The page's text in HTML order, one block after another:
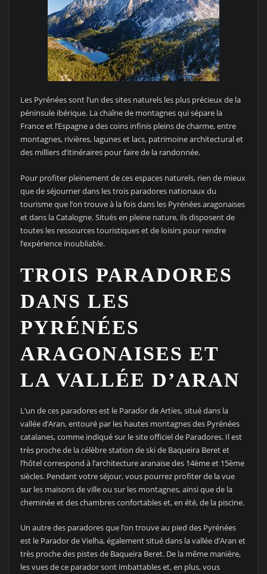
Les Pyrénées sont l’un des sites naturels les plus précieux de la
péninsule ibérique. La chaîne de montagnes qui sépare la
France et l’Espagne a des coins infinis pleins de charme, entre
montagnes, rivières, lagunes et lacs, patrimoine architectural et
des milliers d’itinéraires pour faire de la randonnée.
Pour profiter pleinement de ces espaces naturels, rien de mieux
que de séjourner dans les trois paradores nationaux du
tourisme que l’on trouve à la fois dans les Pyrénées aragonaises
et dans la Catalogne. Situés en pleine nature, ils disposent de
toutes les ressources touristiques et de loisirs pour rendre
l’expérience inoubliable.
TROIS PARADORES
DANS LES
PYRÉNÉES
ARAGONAISES ET
LA VALLÉE D’ARAN
L’un de ces paradores est le Parador de Artíes, situé dans la
vallée d’Aran, entouré par les hautes montagnes des Pyrénées
catalanes, comme indiqué sur le site officiel de Paradores. Il est
très proche de la célèbre station de ski de Baqueira Beret et
l’hôtel correspond à l’architecture aranaise des 14ème et 15ème
siècles. Pendant votre séjour, vous pourrez profiter de la vue
sur les maisons de ville ou sur les montagnes, ainsi que de la
cheminée et des chambres confortables et, en été, de la piscine.
Un autre des paradores que l’on trouve au pied des Pyrénées
est le Parador de Vielha, également situé dans la vallée d’Aran et
très proche des pistes de Baqueira Beret. De la même manière,
les vues de ce parador sont imbattables et, en plus, vous